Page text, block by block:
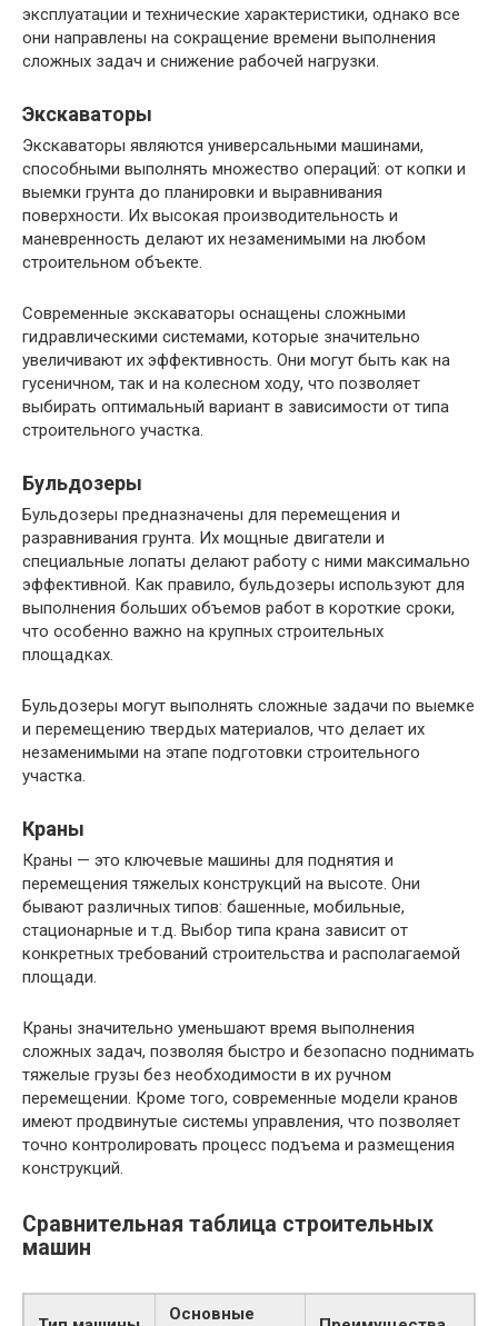
эксплуатации и технические характеристики, однако все
они направлены на сокращение времени выполнения
сложных задач и снижение рабочей нагрузки.
Экскаваторы
Экскаваторы являются универсальными машинами,
способными выполнять множество операций: от копки и
выемки грунта до планировки и выравнивания
поверхности. Их высокая производительность и
маневренность делают их незаменимыми на любом
строительном объекте.
Современные экскаваторы оснащены сложными
гидравлическими системами, которые значительно
увеличивают их эффективность. Они могут быть как на
гусеничном, так и на колесном ходу, что позволяет
выбирать оптимальный вариант в зависимости от типа
строительного участка.
Бульдозеры
Бульдозеры предназначены для перемещения и
разравнивания грунта. Их мощные двигатели и
специальные лопаты делают работу с ними максимально
эффективной. Как правило, бульдозеры используют для
выполнения больших объемов работ в короткие сроки,
что особенно важно на крупных строительных
площадках.
Бульдозеры могут выполнять сложные задачи по выемке
и перемещению твердых материалов, что делает их
незаменимыми на этапе подготовки строительного
участка.
Краны
Краны — это ключевые машины для поднятия и
перемещения тяжелых конструкций на высоте. Они
бывают различных типов: башенные, мобильные,
стационарные и т.д. Выбор типа крана зависит от
конкретных требований строительства и располагаемой
площади.
Краны значительно уменьшают время выполнения
сложных задач, позволяя быстро и безопасно поднимать
тяжелые грузы без необходимости в их ручном
перемещении. Кроме того, современные модели кранов
имеют продвинутые системы управления, что позволяет
точно контролировать процесс подъема и размещения
конструкций.
Сравнительная таблица строительных
машин
Основные